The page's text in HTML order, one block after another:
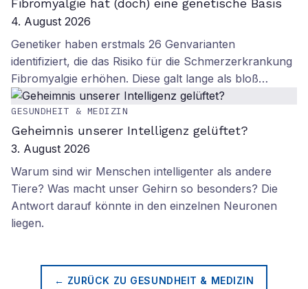
Fibromyalgie hat (doch) eine genetische Basis
4. August 2026
Genetiker haben erstmals 26 Genvarianten
identifiziert, die das Risiko für die Schmerzerkrankung
Fibromyalgie erhöhen. Diese galt lange als bloß…
GESUNDHEIT & MEDIZIN
Geheimnis unserer Intelligenz gelüftet?
3. August 2026
Warum sind wir Menschen intelligenter als andere
Tiere? Was macht unser Gehirn so besonders? Die
Antwort darauf könnte in den einzelnen Neuronen
liegen.
← ZURÜCK ZU GESUNDHEIT & MEDIZIN